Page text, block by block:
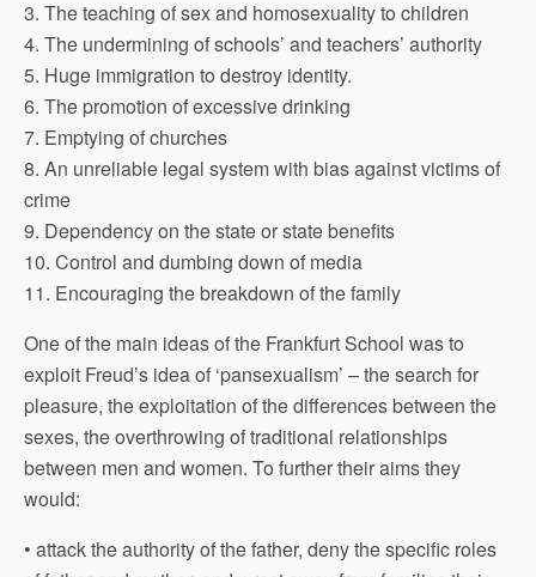
3. The teaching of sex and homosexuality to children
4. The undermining of schools’ and teachers’ authority
5. Huge immigration to destroy identity.
6. The promotion of excessive drinking
7. Emptying of churches
8. An unreliable legal system with bias against victims of
crime
9. Dependency on the state or state benefits
10. Control and dumbing down of media
11. Encouraging the breakdown of the family
One of the main ideas of the Frankfurt School was to
exploit Freud’s idea of ‘pansexualism’ – the search for
pleasure, the exploitation of the differences between the
sexes, the overthrowing of traditional relationships
between men and women. To further their aims they
would:
• attack the authority of the father, deny the specific roles